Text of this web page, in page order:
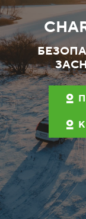
О КОМПАНИИ
КАРЬЕРА
ПОКУПКА И